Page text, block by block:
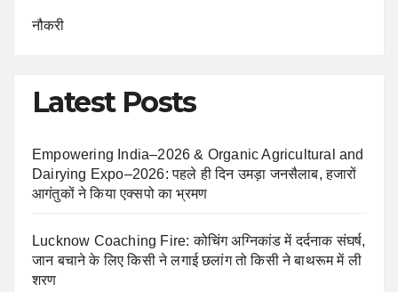
नौकरी
Latest Posts
Empowering India–2026 & Organic Agricultural and
Dairying Expo–2026: पहले ही दिन उमड़ा जनसैलाब, हजारों
आगंतुकों ने किया एक्सपो का भ्रमण
Lucknow Coaching Fire: कोचिंग अग्निकांड में दर्दनाक संघर्ष,
जान बचाने के लिए किसी ने लगाई छलांग तो किसी ने बाथरूम में ली
शरण